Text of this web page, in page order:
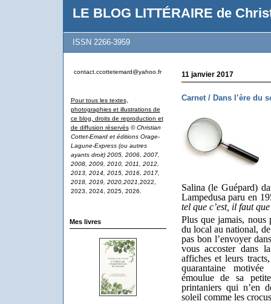
LE BLOG LITTÉRAIRE de
ISSN 2266-3959
contact.ccottetemard@yahoo.fr
Pour tous les textes,
photographies et illustrations de
ce blog, droits de reproduction et
de diffusion réservés © Christian
Cottet-Emard et éditions Orage-
Lagune-Express (ou autres
ayants droit) 2005, 2006, 2007,
2008, 2009, 2010, 2011, 2012,
2013, 2014, 2015, 2016, 2017,
2018, 2019, 2020,2021 ,2022,
2023, 2024, 2025, 2026.
Mes livres
11 janvier 2017
Carnet / Dans l’ère du
Salina (le Guépard)
Lampedusa paru en
tel que c’est, il faut
Plus que jamais, nous
du local au national,
pas bon l’envoyer
vous accoster dans
affiches et leurs
quarantaine
émoulue de sa
printaniers qui n’en
soleil comme les